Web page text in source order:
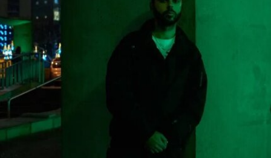
美国博物馆联盟在声明中表示：“我们谴责特朗普政
府持续攻击史密森尼学会，以及那些负责保存、研
究和诠释美国历史、艺术、科学与文化的博物馆专
业人士。将博物馆如何呈现历史、艺术、科学、文
化及自然世界的方式政治化，并对从事这项工作的
博物馆专业人员进行人身攻击，正在威胁全国博物
馆的完整性与独立性。”
在2025年3月签署的一项行政命令中，特朗普批评
史密森尼学会宣扬“将美国和西方价值观描绘成有害